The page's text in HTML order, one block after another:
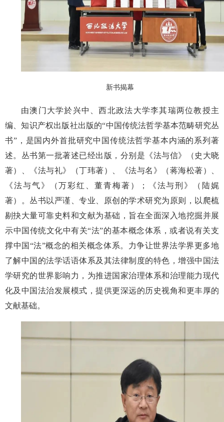
新书揭幕
由澳门大学於兴中、西北政法大学李其瑞两位教授主
编、知识产权出版社出版的“中国传统法哲学基本范畴研究丛
书”，是国内外首批研究中国传统法哲学基本内涵的系列著
述。丛书第一批著述已经出版，分别是《法与信》（史大晓
著）、《法与礼》（丁玮著）、《法与名》（蒋海松著）、
《法与气》（万彩红、董青梅著）；《法与刑》（陆娓
著）。丛书以严谨、专业、原创的学术研究为原则，以爬梳
剔抉大量可靠史料和文献为基础，旨在全面深入地挖掘并展
示中国传统文化中有关“法”的基本概念体系，或者说有关支
撑中国“法”概念的相关概念体系。力争让世界法学界更多地
了解中国的法学话语体系及其法律制度的特色，增强中国法
学研究的世界影响力，为推进国家治理体系和治理能力现代
化及中国法治发展模式，提供更深远的历史视角和更丰厚的
文献基础。